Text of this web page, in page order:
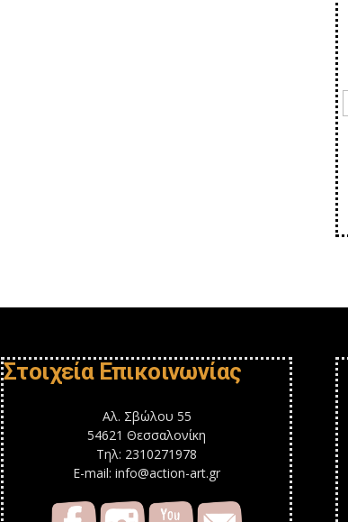
Στοιχεία Επικοινωνίας
Αλ. Σβώλου 55
54621 Θεσσαλονίκη
Τηλ: 2310271978
E-mail: info@action-art.gr